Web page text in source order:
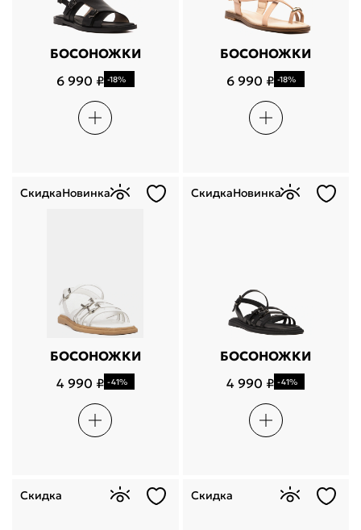
БОСОНОЖКИ
6 990 ₽ -18%
БОСОНОЖКИ
6 990 ₽ -18%
БОСОНОЖКИ
4 990 ₽ -41%
СкидкаНовинка
БОСОНОЖКИ
4 990 ₽ -41%
СкидкаНовинка
Скидка Скидка